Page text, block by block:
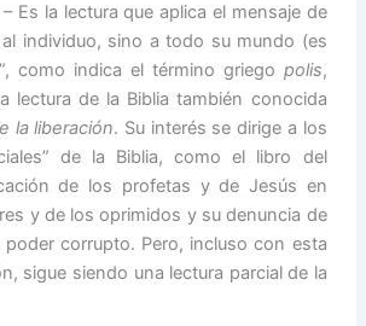
– Es la lectura que aplica el mensaje de
individuo, sino a todo su mundo (es
como indica el término griego polis,
lectura de la Biblia también conocida
la liberación. Su interés se dirige a los
de la Biblia, como el libro del
de los profetas y de Jesús en
y de los oprimidos y su denuncia de
poder corrupto. Pero, incluso con esta
sigue siendo una lectura parcial de la